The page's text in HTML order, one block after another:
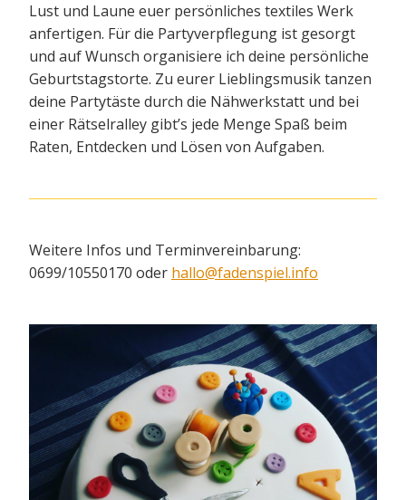
Lust und Laune euer persönliches textiles Werk
anfertigen. Für die Partyverpflegung ist gesorgt
und auf Wunsch organisiere ich deine persönliche
Geburtstagstorte. Zu eurer Lieblingsmusik tanzen
deine Partytäste durch die Nähwerkstatt und bei
einer Rätselralley gibt’s jede Menge Spaß beim
Raten, Entdecken und Lösen von Aufgaben.
Weitere Infos und Terminvereinbarung:
0699/10550170 oder hallo@fadenspiel.info